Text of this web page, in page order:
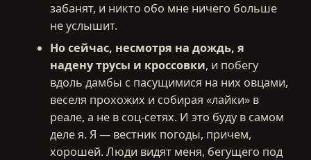
забанят, и никто обо мне ничего больше
не услышит.
Но сейчас, несмотря на дождь, я
надену трусы и кроссовки, и побегу
вдоль дамбы с пасущимися на них овцами,
веселя прохожих и собирая «лайки» в
реале, а не в соц-сетях. И это буду в самом
деле я. Я — вестник погоды, причем,
хорошей. Люди видят меня, бегущего под